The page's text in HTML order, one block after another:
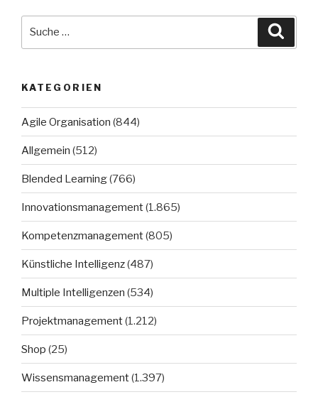
KATEGORIEN
Agile Organisation (844)
Allgemein (512)
Blended Learning(766)
Innovationsmanagement(1.865)
Kompetenzmanagement(805)
Künstliche Intelligenz(487)
Multiple Intelligenzen (534)
Projektmanagement(1.212)
Shop (25)
Wissensmanagement(1.397)